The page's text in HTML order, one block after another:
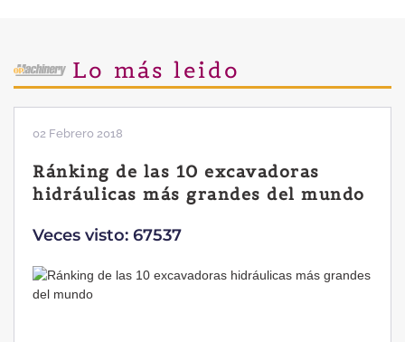
Lo más leido
02 Febrero 2018
Ránking de las 10 excavadoras
hidráulicas más grandes del mundo
Veces visto: 67537